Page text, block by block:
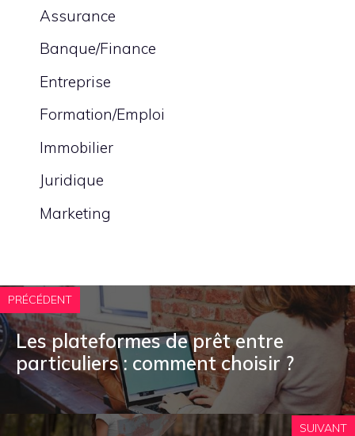
Assurance
Banque/Finance
Entreprise
Formation/Emploi
Immobilier
Juridique
Marketing
PRÉCÉDENT
Les plateformes de prêt entre
particuliers : comment choisir ?
SUIVANT